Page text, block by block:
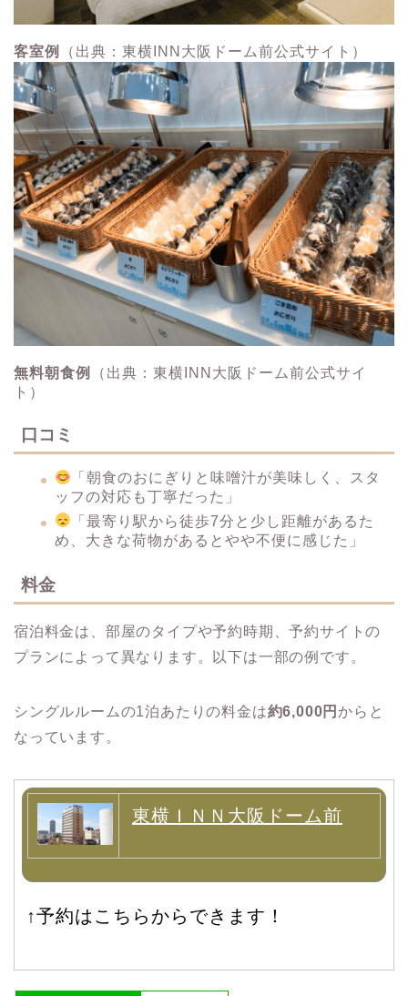
客室例 （出典：東横INN大阪ドーム前公式サイト）
無料朝食例
（出典：東横INN大阪ドーム前公式サイ
ト）
口コミ
「朝食のおにぎりと味噌汁が美味しく、スタ
ッフの対応も丁寧だった」
「最寄り駅から徒歩7分と少し距離があるた
め、大きな荷物があるとやや不便に感じた」
料金
宿泊料金は、部屋のタイプや予約時期、予約サイトの
プランによって異なります。​以下は一部の例です。
シングルルームの1泊あたりの料金は約6,000円からと
なっています。​
東横ＩＮＮ大阪ドーム前
↑予約はこちらからできます！